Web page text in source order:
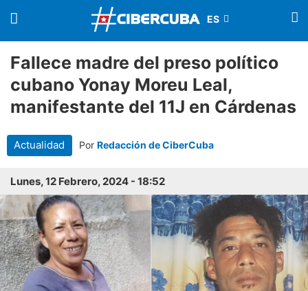
Fallece madre del preso político
cubano Yonay Moreu Leal,
manifestante del 11J en Cárdenas
Actualidad Por Redacción de CiberCuba
Lunes, 12 Febrero, 2024 - 18:52